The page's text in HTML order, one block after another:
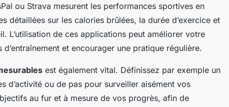
ou Strava mesurent les performances sportives en
détaillées sur les calories brûlées, la durée d’exercice et
L’utilisation de ces applications peut améliorer votre
et encourager une pratique régulière.
est également vital. Définissez par exemple un
d’activité ou de pas pour surveiller aisément vos
au fur et à mesure de vos progrès, afin de